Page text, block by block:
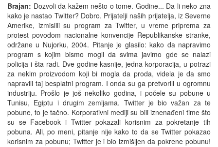
Brajan: Dozvoli da kažem nešto o tome. Godine... Da li neko zna
kako je nastao Twitter? Dobro. Prijatelji naših prijatelja, iz Severne
Amerike, izmislili su program za Twitter, u vreme priprema za
protest povodom nacionalne konvencije Republikanske stranke,
održane u Nujorku, 2004. Pitanje je glasilo: kako da napravimo
program s kojim bismo mogli da svima javimo gde se nalazi
policija i šta radi. Dve godine kasnije, jedna korporacija, u potrazi
za nekim proizvodom koji bi mogla da proda, videla je da smo
napravili taj besplatni program. I onda su ga pretvorili u ogromnu
industriju. Prošlo je još nekoliko godina, i počele su pobune u
Tunisu, Egiptu i drugim zemljama. Twitter je bio važan za te
pobune, to je tačno. Korporativni mediji su bili iznenađeni time što
su se Facebook i Twitter pokazali korisnim za pokretanje tih
pobuna. Ali, po meni, pitanje nije kako to da se Twitter pokazao
korisnim za pobunu; Twitter je i bio izmišljen da pokrene pobunu!